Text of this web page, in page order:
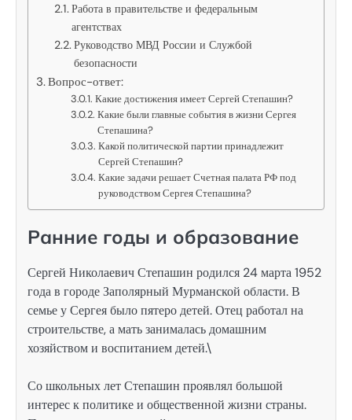
Работа в правительстве и федеральным
агентствах
Руководство МВД России и Службой
безопасности
Вопрос-ответ:
Какие достижения имеет Сергей Степашин?
Какие были главные события в жизни Сергея
Степашина?
Какой политической партии принадлежит
Сергей Степашин?
Какие задачи решает Счетная палата РФ под
руководством Сергея Степашина?
Ранние годы и образование
Сергей Николаевич Степашин родился 24 марта 1952
года в городе Заполярный Мурманской области. В
семье у Сергея было пятеро детей. Отец работал на
строительстве, а мать занималась домашним
хозяйством и воспитанием детей.\
Со школьных лет Степашин проявлял большой
интерес к политике и общественной жизни страны.